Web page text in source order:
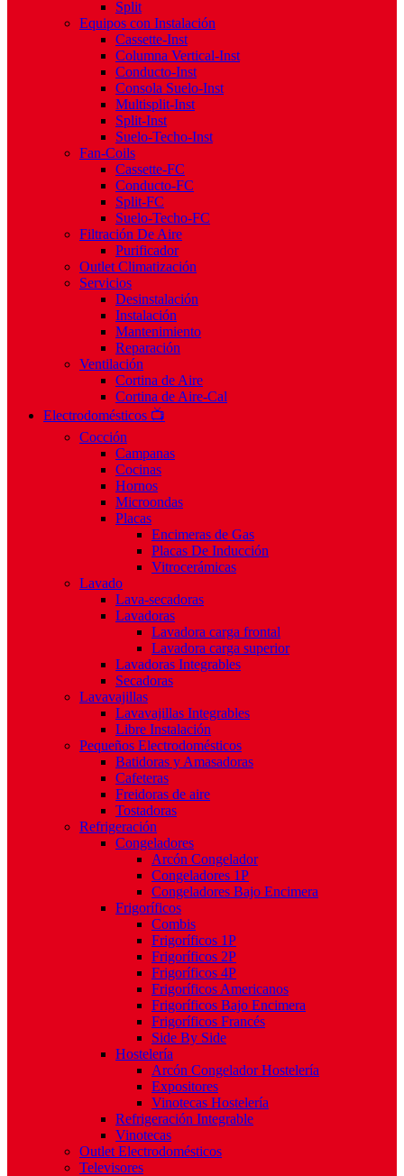
Split
Equipos con Instalación
Cassette-Inst
Columna Vertical-Inst
Conducto-Inst
Consola Suelo-Inst
Multisplit-Inst
Split-Inst
Suelo-Techo-Inst
Fan-Coils
Cassette-FC
Conducto-FC
Split-FC
Suelo-Techo-FC
Filtración De Aire
Purificador
Outlet Climatización
Servicios
Desinstalación
Instalación
Mantenimiento
Reparación
Ventilación
Cortina de Aire
Cortina de Aire-Cal
Electrodomésticos 📺
Cocción
Campanas
Cocinas
Hornos
Microondas
Placas
Encimeras de Gas
Placas De Inducción
Vitrocerámicas
Lavado
Lava-secadoras
Lavadoras
Lavadora carga frontal
Lavadora carga superior
Lavadoras Integrables
Secadoras
Lavavajillas
Lavavajillas Integrables
Libre Instalación
Pequeños Electrodomésticos
Batidoras y Amasadoras
Cafeteras
Freidoras de aire
Tostadoras
Refrigeración
Congeladores
Arcón Congelador
Congeladores 1P
Congeladores Bajo Encimera
Frigoríficos
Combis
Frigoríficos 1P
Frigoríficos 2P
Frigoríficos 4P
Frigoríficos Americanos
Frigoríficos Bajo Encimera
Frigoríficos Francés
Side By Side
Hostelería
Arcón Congelador Hostelería
Expositores
Vinotecas Hostelería
Refrigeración Integrable
Vinotecas
Outlet Electrodomésticos
Televisores